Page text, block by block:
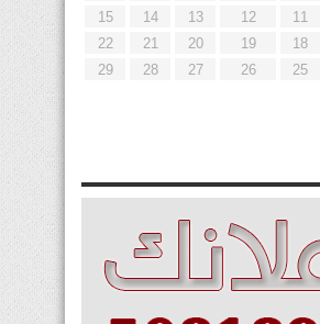
11
12
13
14
15
18
19
20
21
22
25
26
27
28
29